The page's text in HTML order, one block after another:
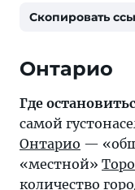
Скопировать
Онтарио
Где
самой
Онтарио —
«местной»
количество